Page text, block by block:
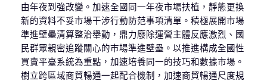
由年夜到強改變。加速全國同一年夜市場扶植，靜態更換
新的資料不妥市場干涉行動防范事項清單。積極展開市場
準進壁壘清算整治舉動，鼎力廢除運營主體反應激烈、國
民群眾親密追蹤關心的市場準進壁壘。以推進構成全國性
買賣平臺系統為重點，加速培養同一的技巧和數據市場。
樹立跨區域商貿暢通一起配合機制，加速商貿暢通尺度規